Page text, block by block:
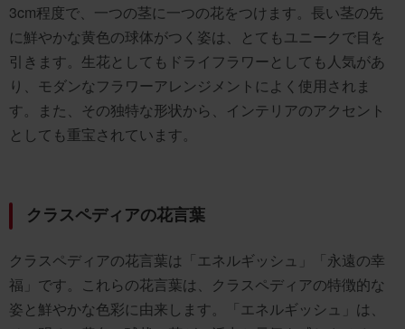
3cm程度で、一つの茎に一つの花をつけます。長い茎の先
に鮮やかな黄色の球体がつく姿は、とてもユニークで目を
引きます。生花としてもドライフラワーとしても人気があ
り、モダンなフラワーアレンジメントによく使用されま
す。また、その独特な形状から、インテリアのアクセント
としても重宝されています。
クラスペディアの花言葉
クラスペディアの花言葉は「エネルギッシュ」「永遠の幸
福」です。これらの花言葉は、クラスペディアの特徴的な
姿と鮮やかな色彩に由来します。「エネルギッシュ」は、